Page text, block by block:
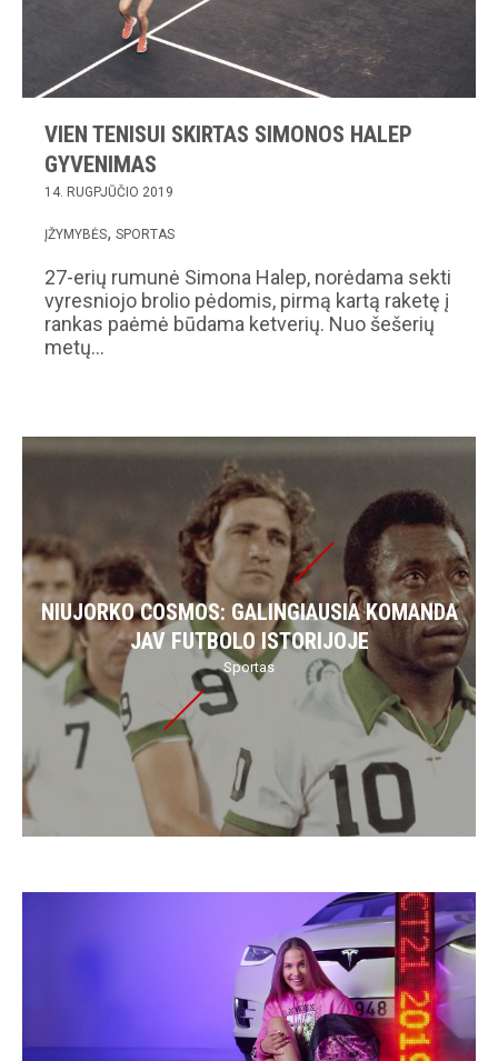
VIEN TENISUI SKIRTAS SIMONOS HALEP
GYVENIMAS
14. RUGPJŪČIO 2019
ĮŽYMYBĖS SPORTAS
27-erių rumunė Simona Halep, norėdama sekti
vyresniojo brolio pėdomis, pirmą kartą raketę į
rankas paėmė būdama ketverių. Nuo šešerių
metų…
NIUJORKO COSMOS: GALINGIAUSIA KOMANDA
JAV FUTBOLO ISTORIJOJE
Sportas